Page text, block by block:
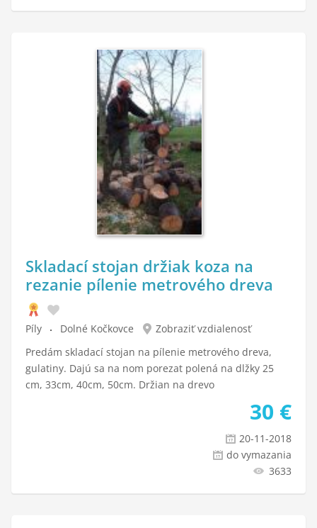
Skladací stojan držiak koza na
rezanie pílenie metrového dreva
Píly Dolné Kočkovce
Zobraziť vzdialenosť
Predám skladací stojan na pílenie metrového dreva,
gulatiny. Dajú sa na nom porezat polená na dlžky 25
cm, 33cm, 40cm, 50cm. Držian na drevo
30 €
20-11-2018
do vymazania
3633